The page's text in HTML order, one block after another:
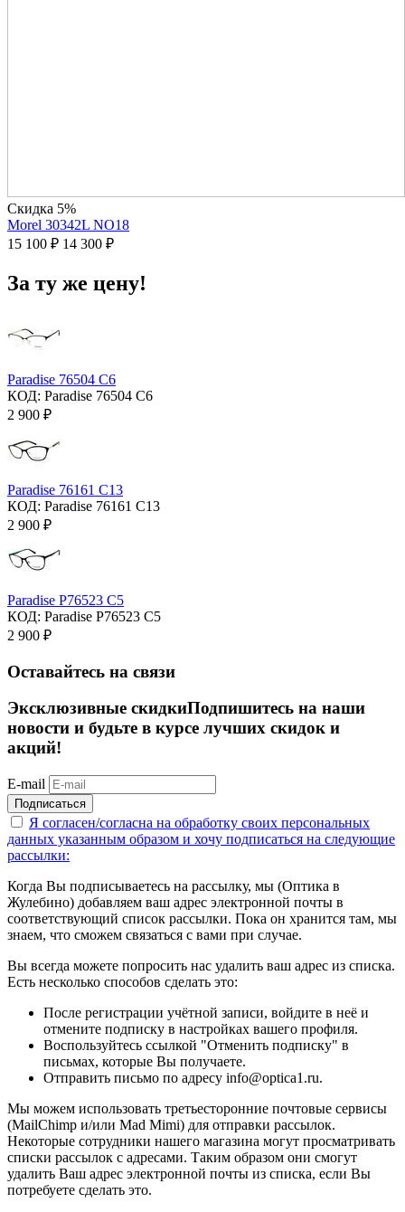
Скидка 5%
Morel 30342L NO18
15 100 ₽ 14 300 ₽
За ту же цену!
Paradise 76504 C6
КОД: Paradise 76504 C6
2 900 ₽
Paradise 76161 C13
КОД: Paradise 76161 C13
2 900 ₽
Paradise P76523 C5
КОД: Paradise P76523 C5
2 900 ₽
Оставайтесь на связи
Эксклюзивные скидкиПодпишитесь на наши
новости и будьте в курсе лучших скидок и
акций!
E-mail
Подписаться
Я согласен/согласна на обработку своих персональных
данных указанным образом и хочу подписаться на следующие
рассылки:
Когда Вы подписываетесь на рассылку, мы (Оптика в
Жулебино) добавляем ваш адрес электронной почты в
соответствующий список рассылки. Пока он хранится там, мы
знаем, что сможем связаться с вами при случае.
Вы всегда можете попросить нас удалить ваш адрес из списка.
Есть несколько способов сделать это:
После регистрации учётной записи, войдите в неё и
отмените подписку в настройках вашего профиля.
Воспользуйтесь ссылкой "Отменить подписку" в
письмах, которые Вы получаете.
Отправить письмо по адресу info@optica1.ru.
Мы можем использовать третьесторонние почтовые сервисы
(MailChimp и/или Mad Mimi) для отправки рассылок.
Некоторые сотрудники нашего магазина могут просматривать
списки рассылок с адресами. Таким образом они смогут
удалить Ваш адрес электронной почты из списка, если Вы
потребуете сделать это.